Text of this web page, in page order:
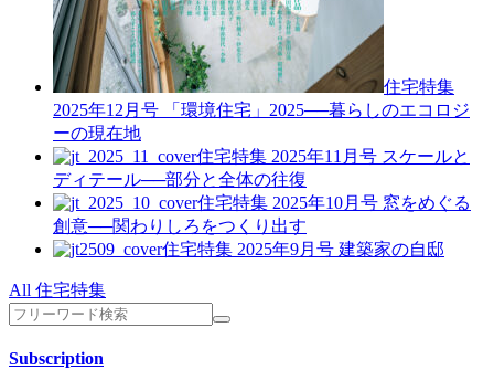
住宅特集
2025年12月号
「環境住宅」2025──暮らしのエコロジ
ーの現在地
住宅特集 2025年11月号 スケールと
ディテール──部分と全体の往復
住宅特集 2025年10月号 窓をめぐる
創意──関わりしろをつくり出す
住宅特集 2025年9月号 建築家の自邸
All 住宅特集
Subscription